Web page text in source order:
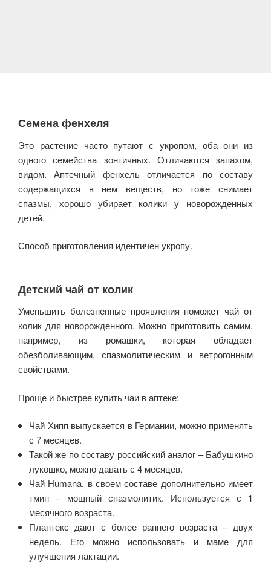
Семена фенхеля
Это растение часто путают с укропом, оба они из
одного семейства зонтичных. Отличаются запахом,
видом. Аптечный фенхель отличается по составу
содержащихся в нем веществ, но тоже снимает
спазмы, хорошо убирает колики у новорожденных
детей.
Способ приготовления идентичен укропу.
Детский чай от колик
Уменьшить болезненные проявления поможет чай от
колик для новорожденного. Можно приготовить самим,
например, из ромашки, которая обладает
обезболивающим, спазмолитическим и ветрогонным
свойствами.
Проще и быстрее купить чаи в аптеке:
Чай Хипп выпускается в Германии, можно применять
с 7 месяцев.
Такой же по составу российский аналог – Бабушкино
лукошко, можно давать с 4 месяцев.
Чай Humana, в своем составе дополнительно имеет
тмин – мощный спазмолитик. Используется с 1
месячного возраста.
Плантекс дают с более раннего возраста – двух
недель. Его можно использовать и маме для
улучшения лактации.